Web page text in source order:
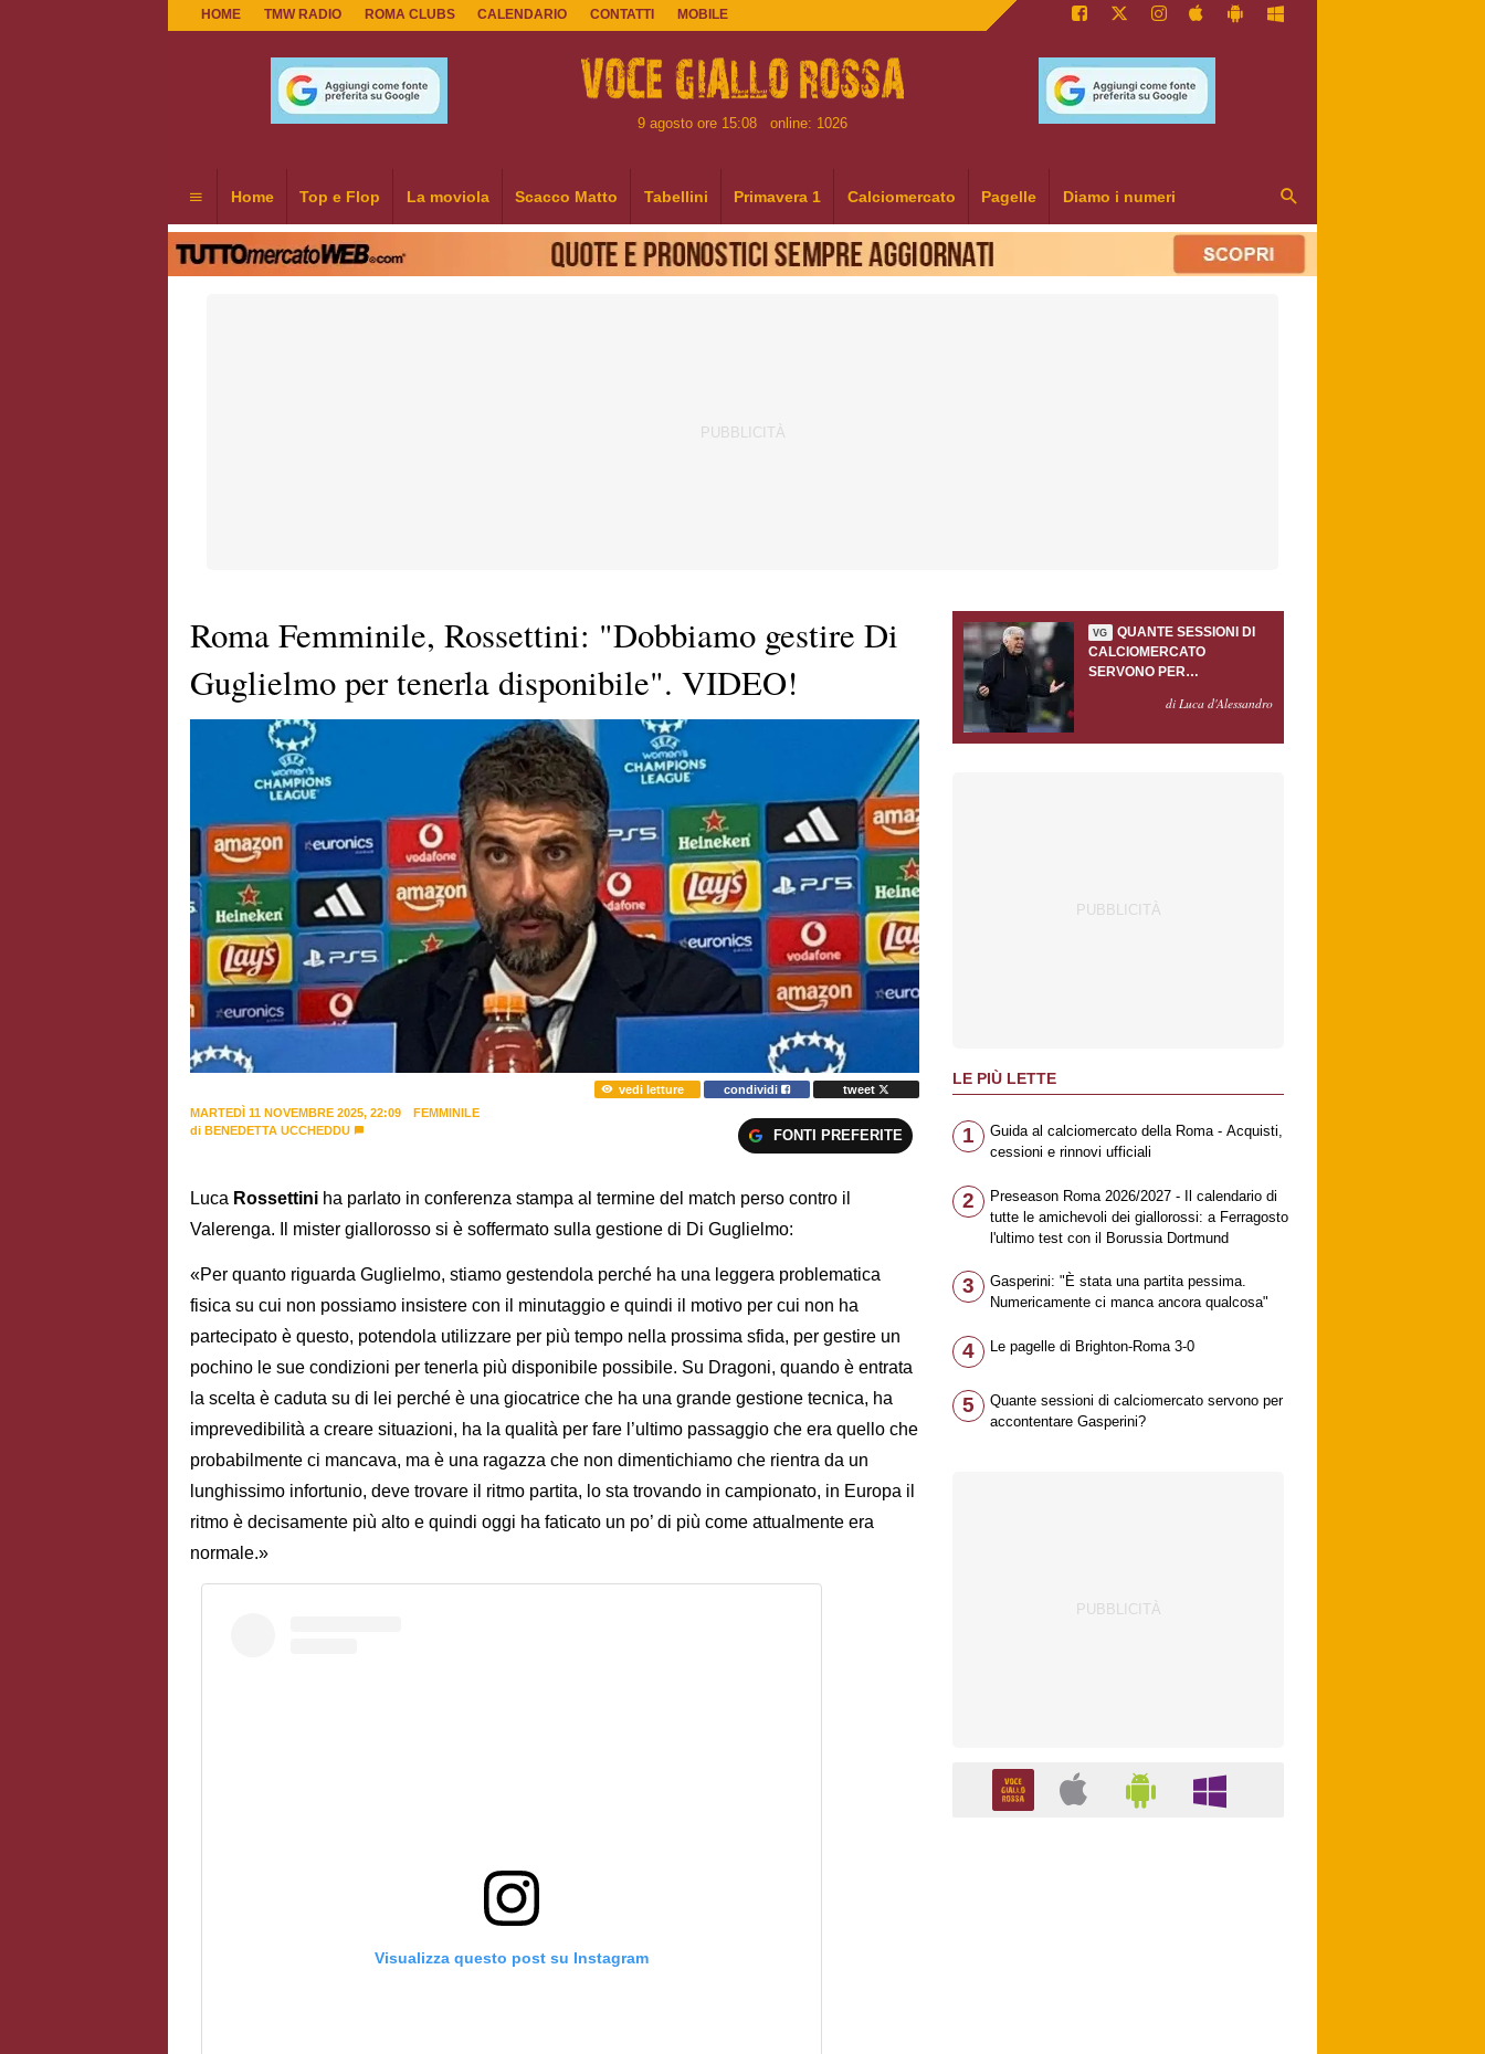
HOME TMW RADIO ROMA CLUBS CALENDARIO CONTATTI MOBILE
9 agosto ore 15:08 online: 1026
Home Top e Flop La moviola Scacco Matto Tabellini Primavera 1 Calciomercato Pagelle Diamo i numeri
Roma Femminile, Rossettini: "Dobbiamo gestire Di
Guglielmo per tenerla disponibile". VIDEO!
vedi letture condividi
tweet
MARTEDÌ 11 NOVEMBRE 2025, 22:09
FEMMINILE
di BENEDETTA UCCHEDDU FONTI PREFERITE
Luca Rossettini ha parlato in conferenza stampa al termine del match perso contro il
Valerenga. Il mister giallorosso si è soffermato sulla gestione di Di Guglielmo:
«Per quanto riguarda Guglielmo, stiamo gestendola perché ha una leggera problematica
fisica su cui non possiamo insistere con il minutaggio e quindi il motivo per cui non ha
partecipato è questo, potendola utilizzare per più tempo nella prossima sfida, per gestire un
pochino le sue condizioni per tenerla più disponibile possibile. Su Dragoni, quando è entrata
la scelta è caduta su di lei perché è una giocatrice che ha una grande gestione tecnica, ha
imprevedibilità a creare situazioni, ha la qualità per fare l’ultimo passaggio che era quello che
probabilmente ci mancava, ma è una ragazza che non dimentichiamo che rientra da un
lunghissimo infortunio, deve trovare il ritmo partita, lo sta trovando in campionato, in Europa il
ritmo è decisamente più alto e quindi oggi ha faticato un po’ di più come attualmente era
normale.»
Visualizza questo post su Instagram
VG
QUANTE SESSIONI DI
CALCIOMERCATO
SERVONO PER
GASPERINI?di Luca d'Alessandro
LE PIÙ LETTE
1
Guida al calciomercato della Roma - Acquisti,
cessioni e rinnovi ufficiali
2
Preseason Roma 2026/2027 - Il calendario di
tutte le amichevoli dei giallorossi: a Ferragosto
l'ultimo test con il Borussia Dortmund
3
Gasperini: "È stata una partita pessima.
Numericamente ci manca ancora qualcosa"
4 Le pagelle di Brighton-Roma 3-0
5
Quante sessioni di calciomercato servono per
accontentare Gasperini?